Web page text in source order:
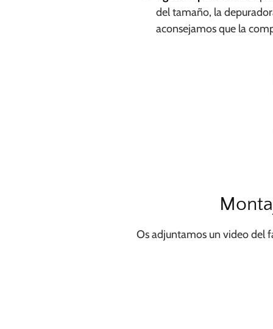
del tamaño, la
aconsejamos que la
Os adjuntamos un video del